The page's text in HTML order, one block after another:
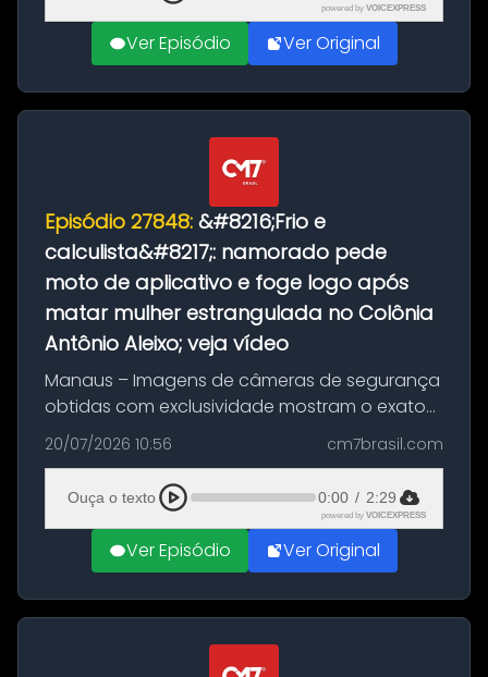
powered by VOICEXPRESS
Ver Episódio Ver Original
Episódio 27848: &#8216;Frio e
calculista&#8217;: namorado pede
moto de aplicativo e foge logo após
matar mulher estrangulada no Colônia
Antônio Aleixo; veja vídeo
Manaus – Imagens de câmeras de segurança
obtidas com exclusividade mostram o exato
momento da fuga do principal suspeito da
morte de Larissa Araújo, de 28 anos. O crime
ocorreu na noite deste último d...
20/07/2026 10:56 cm7brasil.com
Ouça o texto 0:00 / 2:29
powered by VOICEXPRESS
Ver Episódio Ver Original